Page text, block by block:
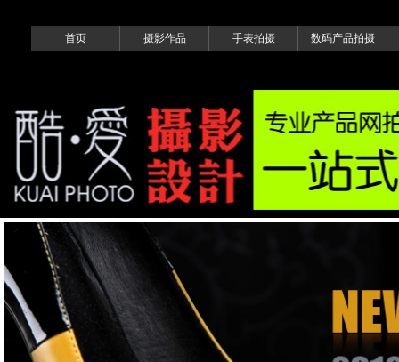
首页 摄影作品 手表拍摄 数码产品拍摄